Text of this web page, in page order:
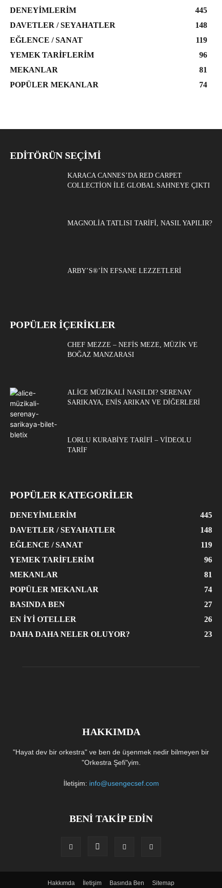
DENEYIMLERIM
445
DAVETLER / SEYAHATLER
148
EĞLENCE / SANAT
119
YEMEK TARIFLERIM
96
MEKANLAR
81
POPÜLER MEKANLAR
74
EDITÖRÜN SEÇIMI
KARACA CANNES’DA RED CARPET
COLLECTION ILE GLOBAL SAHNEYE ÇIKTI
MAGNOLIA TATLISI TARIFI, NASIL YAPILIR?
ARBY’S®’IN EFSANE LEZZETLERI
POPÜLER İÇERİKLER
CHEF MEZZE – NEFIS MEZE, MÜZIK VE
BOĞAZ MANZARASI
ALICE MÜZIKALI NASILDI? SERENAY
SARIKAYA, ENIS ARIKAN VE DIĞERLERI
LORLU KURABIYE TARIFI – VIDEOLU
TARIF
POPÜLER KATEGORİLER
DENEYIMLERIM
445
DAVETLER / SEYAHATLER
148
EĞLENCE / SANAT
119
YEMEK TARIFLERIM
96
MEKANLAR
81
POPÜLER MEKANLAR
74
BASINDA BEN
27
EN İYI OTELLER
26
DAHA DAHA NELER OLUYOR?
23
HAKKIMDA
"Hayat dev bir orkestra" ve ben de üşenmek nedir bilmeyen bir
"Orkestra Şefi"yim.
İletişim: info@usengecsef.com
BENİ TAKİP EDİN
Hakkımda İletişim Basında Ben Sitemap